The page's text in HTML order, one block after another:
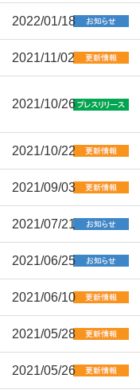
2022/01/18
2021/11/02
2021/10/26
2021/10/22
2021/09/03
2021/07/21
2021/06/25
2021/06/10
2021/05/28
2021/05/26